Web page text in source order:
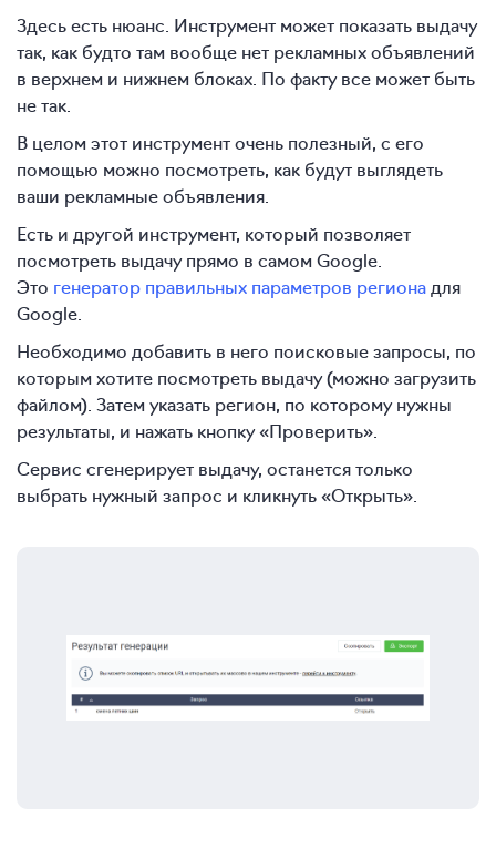
Здесь есть нюанс. Инструмент может показать выдачу
так, как будто там вообще нет рекламных объявлений
в верхнем и нижнем блоках. По факту все может быть
не так.
В целом этот инструмент очень полезный, с его
помощью можно посмотреть, как будут выглядеть
ваши рекламные объявления.
Есть и другой инструмент, который позволяет
посмотреть выдачу прямо в самом Google.
Это генератор правильных параметров региона для
Google.
Необходимо добавить в него поисковые запросы, по
которым хотите посмотреть выдачу (можно загрузить
файлом). Затем указать регион, по которому нужны
результаты, и нажать кнопку «Проверить».
Сервис сгенерирует выдачу, останется только
выбрать нужный запрос и кликнуть «Открыть».